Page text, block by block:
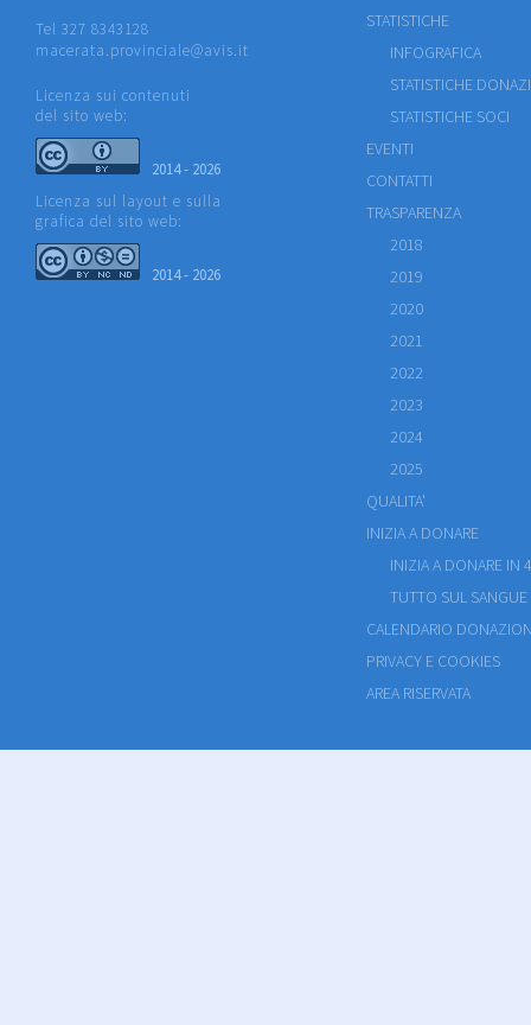
Tel 327 8343128
macerata.provinciale@avis.it
Licenza sui contenuti
del sito web:
2014 - 2026
Licenza sul layout e sulla
grafica del sito web:
2014 - 2026
STATISTICHE
INFOGRAFICA
STATISTICHE
STATISTICHE SOCI
EVENTI
CONTATTI
TRASPARENZA
2018
2019
2020
2021
2022
2023
2024
2025
QUALITA'
INIZIA A DONARE
INIZIA A DONARE IN
TUTTO SUL SANGUE
CALENDARIO
PRIVACY E COOKIES
AREA RISERVATA